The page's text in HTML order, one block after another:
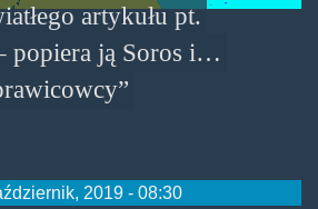
artykułu pt.
popiera ją Soros i…
2019 - 08:30